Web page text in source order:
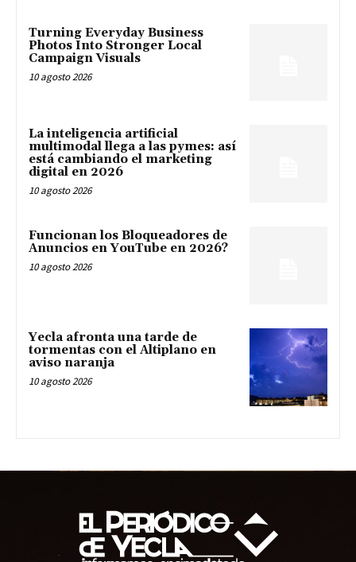
Turning Everyday Business
Photos Into Stronger Local
Campaign Visuals
10 agosto 2026
La inteligencia artificial
multimodal llega a las pymes: así
está cambiando el marketing
digital en 2026
10 agosto 2026
Funcionan los Bloqueadores de
Anuncios en YouTube en 2026?
10 agosto 2026
Yecla afronta una tarde de
tormentas con el Altiplano en
aviso naranja
10 agosto 2026